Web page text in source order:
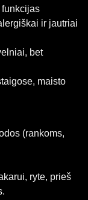
ir jautriai
bet
maisto
(rankoms,
ryte, prieš